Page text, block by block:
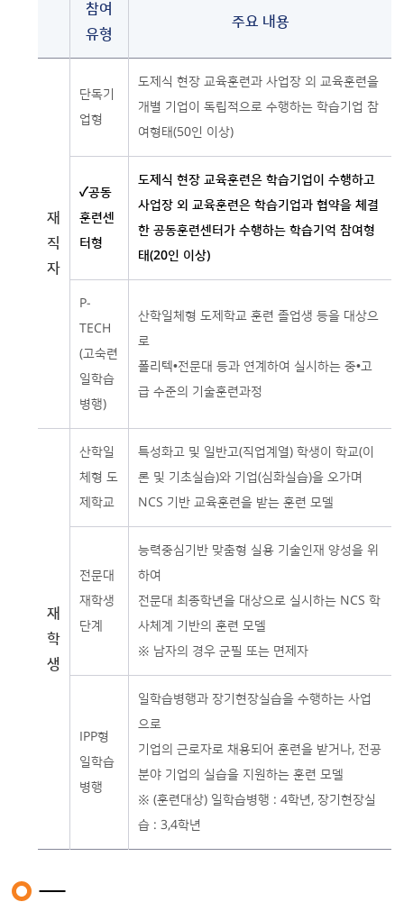
참여
유형
주요 내용
재
직
자
단독기
업형
도제식 현장 교육훈련과 사업장 외 교육훈련을
개별 기업이 독립적으로 수행하는 학습기업 참
여형태(50인 이상)
✓공동
훈련센
터형
도제식 현장 교육훈련은 학습기업이 수행하고
사업장 외 교육훈련은 학습기업과 협약을 체결
한 공동훈련센터가 수행하는 학습기억 참여형
태(20인 이상)
P-
TECH
(고숙련
일학습
병행)
산학일체형 도제학교 훈련 졸업생 등을 대상으
로
폴리텍•전문대 등과 연계하여 실시하는 중•고
급 수준의 기술훈련과정
재
학
생
산학일
체형 도
제학교
특성화고 및 일반고(직업계열) 학생이 학교(이
론 및 기초실습)와 기업(심화실습)을 오가며
NCS 기반 교육훈련을 받는 훈련 모델
전문대
재학생
단계
능력중심기반 맞춤형 실용 기술인재 양성을 위
하여
전문대 최종학년을 대상으로 실시하는 NCS 학
사체계 기반의 훈련 모델
※ 남자의 경우 군필 또는 면제자
IPP형
일학습
병행
일학습병행과 장기현장실습을 수행하는 사업
으로
기업의 근로자로 채용되어 훈련을 받거나, 전공
분야 기업의 실습을 지원하는 훈련 모델
※ (훈련대상) 일학습병행 : 4학년, 장기현장실
습 : 3,4학년